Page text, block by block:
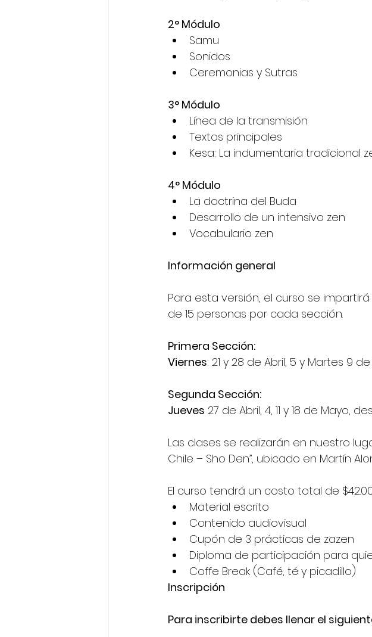
2° Módulo
Samu
Sonidos
Ceremonias y Sutras
3° Módulo
Línea de la transmisión
Textos principales
Kesa: La indumentaria tradicional
4° Módulo
La doctrina del Buda
Desarrollo de un intensivo zen
Vocabulario zen
Información general
Para esta versión, el curso se
de 15 personas por cada sección.
Primera Sección:
Viernes: 21 y 28 de Abril, 5 y Martes 9
Segunda Sección:
Jueves 27 de Abril, 4, 11 y 18 de Mayo,
Las clases se realizarán en nuestro
Chile – Sho Den”, ubicado en Martín
El curso tendrá un costo total de
Material escrito
Contenido audiovisual
Cupón de 3 prácticas de zazen
Diploma de participación para
Coffe Break (Café, té y picadillo)
Inscripción
Para inscribirte debes llenar el